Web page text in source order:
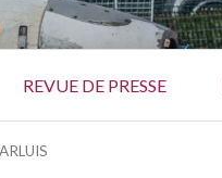
REVUE DE PRESSE